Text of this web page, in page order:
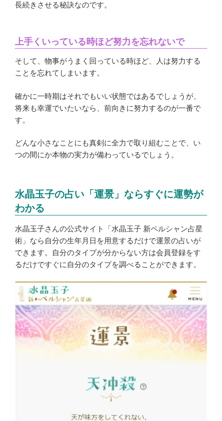
長続きさせる秘訣なのです。
上手くいっている時ほど努力を忘れないで
そして、物事がうまく回っている時ほど、人は努力する
ことを忘れてしまいます。
確かに一時期はそれでもいい状態ではあるでしょうが、
将来も幸運でいたいなら、前向きに努力するのが一番で
す。
どんな小さなことにも真剣に全力で取り組むことで、い
つの間にか本物の実力が備わっているでしょう。
水晶玉子の占い「運景」ならすぐに運勢が
わかる
水晶玉子さんの公式サイト「水晶玉子 新ペルシャン占星
術」なら自分の生年月日を用意するだけで運景の占いが
できます。自分のタイプが分からない方は会員登録をす
るだけですぐに自分のタイプを調べることができます。